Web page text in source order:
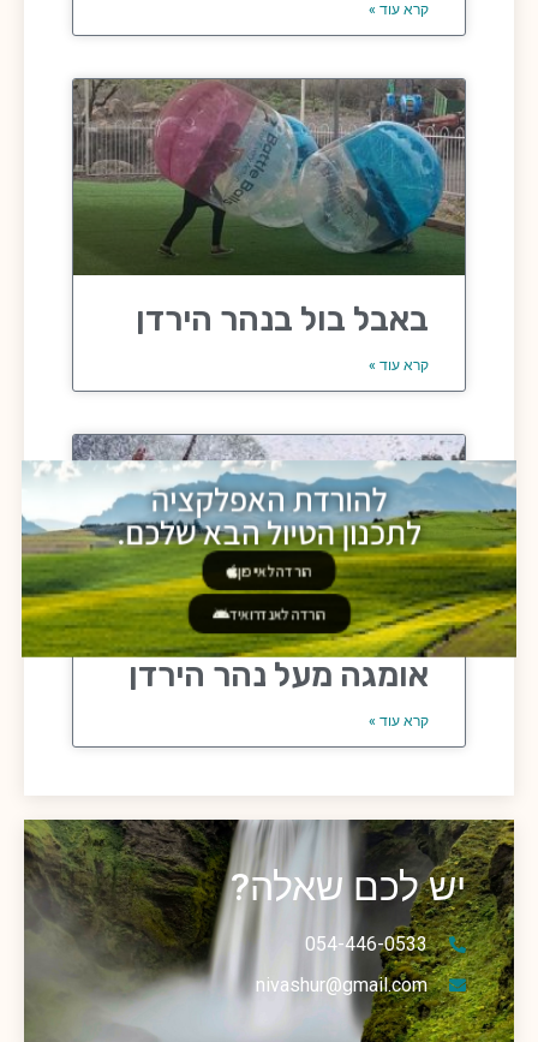
קרא עוד »
באבל בול בנהר הירדן
קרא עוד »
אומגה מעל נהר הירדן
קרא עוד »
יש לכם שאלה?
054-446-0533
nivashur@gmail.com
להורדת האפלקציה
לתכנון הטיול הבא שלכם.
הורדה לאייפון
הורדה לאנדרואיד